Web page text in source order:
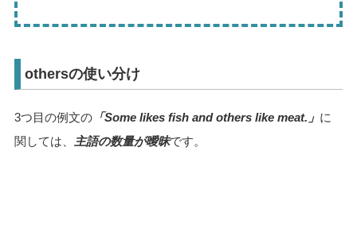
othersの使い分け
3つ目の例文の「Some likes fish and others like meat.」 に
関しては、
主語の数量が曖昧です。